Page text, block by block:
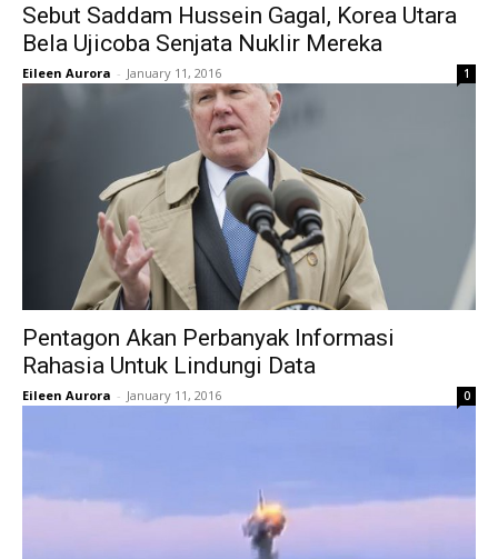
Sebut Saddam Hussein Gagal, Korea Utara
Bela Ujicoba Senjata Nuklir Mereka
Eileen Aurora - January 11, 2016 1
Pentagon Akan Perbanyak Informasi
Rahasia Untuk Lindungi Data
Eileen Aurora - January 11, 2016 0